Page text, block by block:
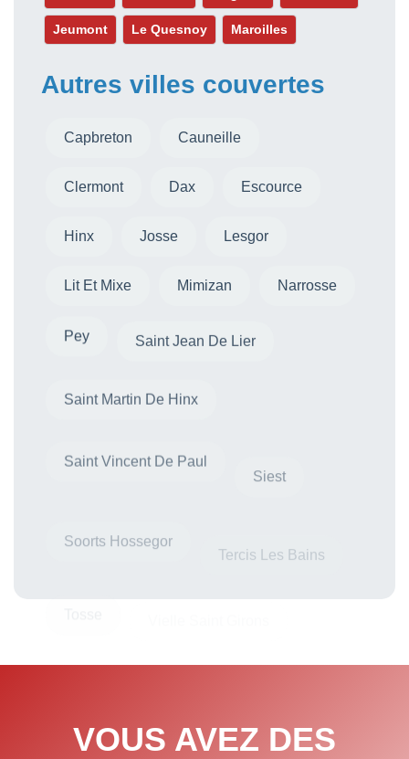
Jeumont Le Quesnoy Maroilles
Autres villes couvertes
Capbreton Cauneille
Clermont Dax Escource
Hinx Josse Lesgor
Lit Et Mixe Mimizan Narrosse
Pey Saint Jean De Lier
Tercis Les Bains
Tosse Vielle Saint Girons
VOUS AVEZ DES